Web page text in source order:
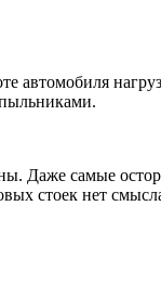
автомобиля
Даже самые
стоек нет